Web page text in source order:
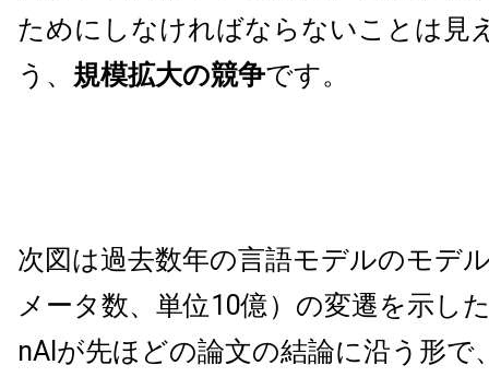
ためにしなければならないことは見
う、 規模拡大の競争です。
次図は過去数年の言語モデルのモデ
メータ数、単位10億）の変遷を示し
nAIが先ほどの論文の結論に沿う形で